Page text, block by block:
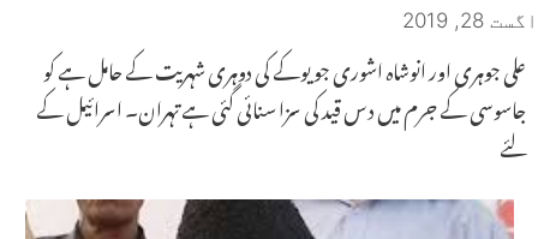
اگست 28, 2019
علی جوہری اور انوشاہ اشوری جو یوکے کی دوہری شہریت کے حامل ہے کو
جاسوسی کے جرم میں د س قید کی سزا سنائی گئی ہے تہران۔ اسرائیل کے
لئے